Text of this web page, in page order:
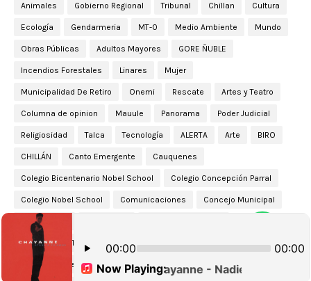
Animales Gobierno Regional Tribunal Chillan Cultura
Ecología Gendarmeria MT-0 Medio Ambiente Mundo
Obras Públicas Adultos Mayores GORE ÑUBLE
Incendios Forestales Linares Mujer
Municipalidad De Retiro Onemi Rescate Artes y Teatro
Columna de opinion Mauule Panorama Poder Judicial
Religiosidad Talca Tecnología ALERTA Arte BIRO
CHILLÁN Canto Emergente Cauquenes
Colegio Bicentenario Nobel School Colegio Concepción Parral
Colegio Nobel School Comunicaciones Concejo Municipal
Consumidor
Dirección de Trabajo ECOH EFE Ejercito
El Mercurio de Los Estudiantes Entrevista FISCALÍA ÑUBLE